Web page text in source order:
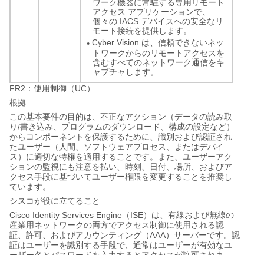
ワーク機器に常駐する専用リモート
アクセス アプリケーションで、
個々の IACS デバイスへの安全なリ
モート接続を提供します。
● Cyber Vision は、信頼できないネッ
トワークからのリモートアクセスを
含むすべてのネットワーク通信をキ
ャプチャします。
FR2 ：使用制御（ UC）
根拠
この基本要件の目的は、不正なアクション（データの読み取
り /書き込み、プログラムのダウンロード、構成の設定など）
からコンポーネントを保護するために、識別および認証され
たユーザー（人間、ソフトウェアプロセス、またはデバイ
ス）に適切な特権を適用することです。また、ユーザーアク
ションの監視にも注意を払い、時刻、日付、場所、およびア
クセス手段に基づいてユーザー権限を変更することを推奨し
ています。
シスコが役に立てること
Cisco Identity Services Engine （ ISE）は、有線および無線の
産業用ネットワークの両方でアクセス制御に使用される認
証、許可、およびアカウンティング（AAA）サーバーです。認
証はユーザーを識別する手段で、通常はユーザーが有効なユ